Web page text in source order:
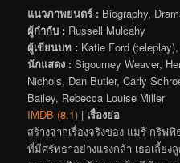
แนวภาพยนตร์ : Biography,
ผู้กำกับ : Russell Mulcahy
ผู้เขียนบท : Katie Ford
นักแสดง : Sigourney Weaver,
Nichols, Dan Butler, Carly
Bailey, Rebecca Louise Miller
IMDB (8.1) | เรื่องย่อ
สร้างจากเรื่องจริงของ แมรี่ กริฟ
ที่มีศรัทธาอย่างแรงกล้า เธอเลี้ย